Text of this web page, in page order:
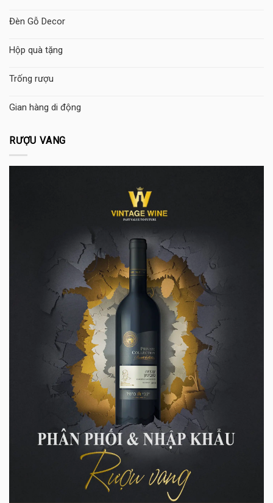
Đèn Gỗ Decor
Hộp quà tặng
Trống rượu
Gian hàng di động
RƯỢU VANG